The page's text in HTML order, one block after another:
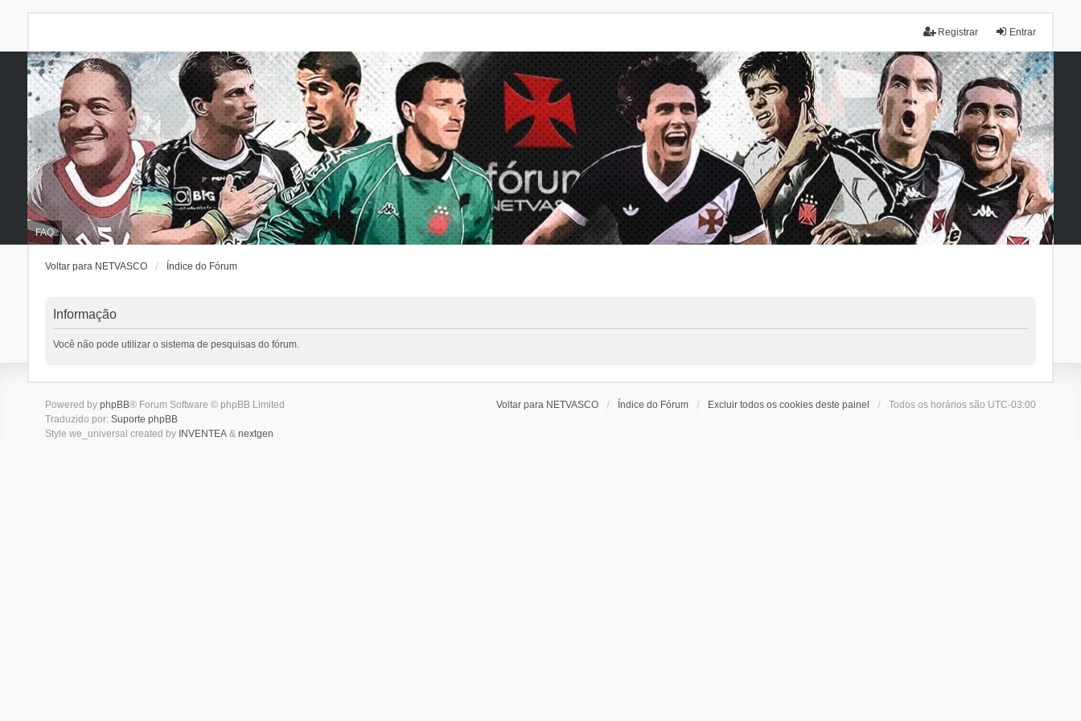
Entrar
Registrar
FAQ
Voltar para NETVASCO Índice do Fórum
Informação
Você não pode utilizar o sistema de pesquisas do fórum.
Voltar para NETVASCO Índice do Fórum Excluir todos os cookies deste painel Todos os horários são UTC-03:00
Powered by phpBB® Forum Software © phpBB Limited
Traduzido por: Suporte phpBB
Style we_universal created by INVENTEA& nextgen